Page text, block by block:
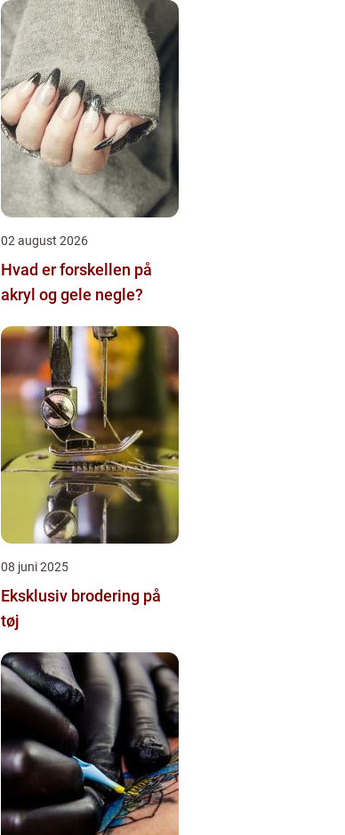
02 august 2026
Hvad er forskellen på
akryl og gele negle?
08 juni 2025
Eksklusiv brodering på
tøj